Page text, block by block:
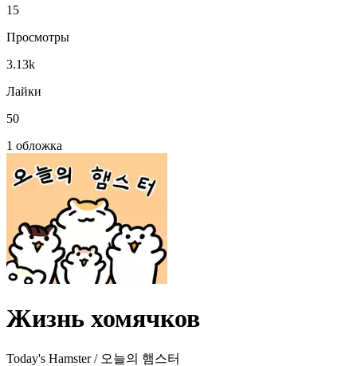
15
Просмотры
3.13k
Лайки
50
1 обложка
Жизнь хомячков
Today's Hamster / 오늘의 햄스터